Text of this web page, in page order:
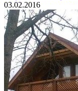
03.02.2016